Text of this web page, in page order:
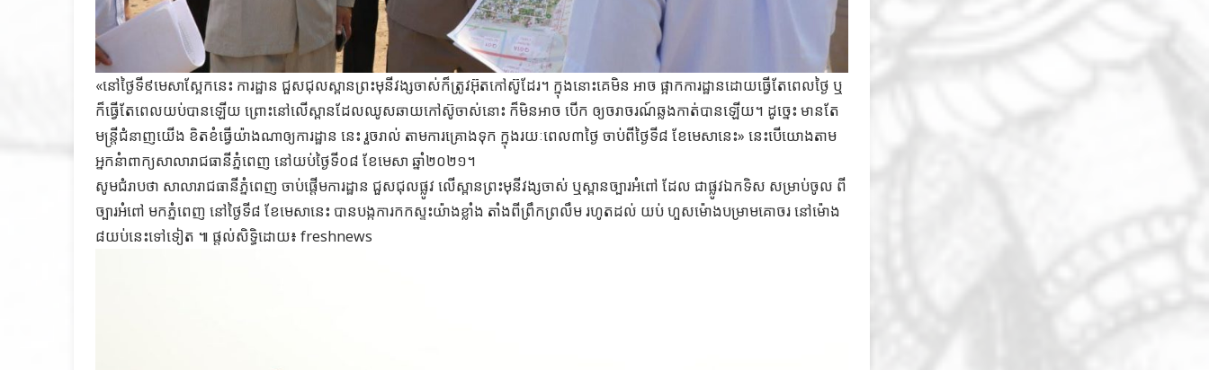
«នៅថ្ងៃទី៩មេសាស្អែកនេះ ការដ្ឋាន ជួសជុលស្ពានព្រះមុនីវង្សចាស់ក៏ត្រូវអ៊ុតកៅស៊ូដែរ។ ក្នុងនោះគេមិន អាច ផ្អាកការដ្ឋានដោយធ្វើតែពេលថ្ងៃ ឬ
ក៏ធ្វើតែពេលយប់បានឡើយ ព្រោះនៅលើស្ពានដែលឈូសឆាយកៅស៊ូចាស់នោះ ក៏មិនអាច បើក ឲ្យចរាចរណ៍ឆ្លងកាត់បានឡើយ។ ដូច្នេះ មានតែ
មន្ត្រីជំនាញយើង ខិតខំធ្វើយ៉ាងណាឲ្យការដ្ឋាន នេះ រួចរាល់ តាមការគ្រោងទុក ក្នុងរយៈពេល៣ថ្ងៃ ចាប់ពីថ្ងៃទី៨ ខែមេសានេះ» នេះបើយោងតាម
អ្នកនំាពាក្យសាលារាជធានីភ្នំពេញ នៅយប់ថ្ងៃទី០៨ ខែមេសា ឆ្នាំ២០២១។
សូមជំរាបថា សាលារាជធានីភ្នំពេញ ចាប់ផ្តើមការដ្ឋាន ជួសជុលផ្លូវ លើស្ពានព្រះមុនីវង្សចាស់ ឬស្ពានច្បារអំពៅ ដែល ជាផ្លូវឯកទិស សម្រាប់ចូល ពី
ច្បារអំពៅ មកភ្នំពេញ នៅថ្ងៃទី៨ ខែមេសានេះ បានបង្កការកកស្ទះយ៉ាងខ្លាំង តាំងពីព្រឹកព្រលឹម រហូតដល់ យប់ ហួសម៉ោងបម្រាមគោចរ នៅម៉ោង
៨យប់នេះទៅទៀត ៕ ផ្តល់សិទ្ធិដោយ៖ freshnews